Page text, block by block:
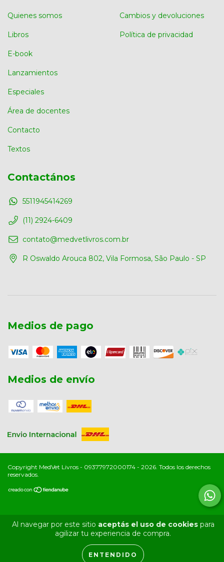
Al navegar por este sitio aceptás el uso de cookiespara
agilizar tu experiencia de compra.
ENTENDIDO
Quienes somos
Libros
E-book
Lanzamientos
Especiales
Área de docentes
Contacto
Textos
Cambios y devoluciones
Política de privacidad
Contactános
5511945414269
(11) 2924-6409
contato@medvetlivros.com.br
R Oswaldo Arouca 802, Vila Formosa, São Paulo - SP
Medios de pago
Medios de envío
Copyright MedVet Livros - 09377972000174 - 2026. Todos los derechos
reservados.